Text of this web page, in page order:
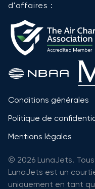
d'affaires :
Conditions générales
Politique de
Mentions légales
© 2026 LunaJets.
LunaJets est un
uniquement en tant